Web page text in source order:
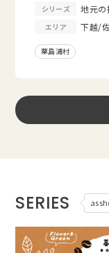
シリーズ 地元の
エリア 下越/
粟島浦村
SERIES